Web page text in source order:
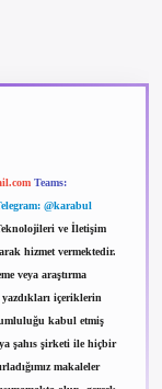
Teams:
@karabul
ve İletişim
hizmet vermektedir.
veya araştırma
içeriklerin
kabul etmiş
şahıs şirketi ile hiçbir
makaleler